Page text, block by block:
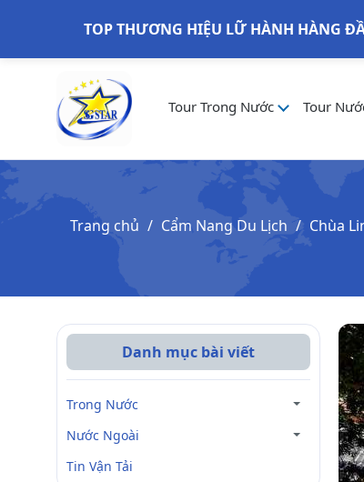
TOP THƯƠNG HIỆU LỮ HÀNH HÀNG
Tour Trong Nước Tour
Trang chủ Cẩm Nang Du Lịch Chùa
Danh mục bài viết
Trong Nước
Nước Ngoài
Tin Vận Tải